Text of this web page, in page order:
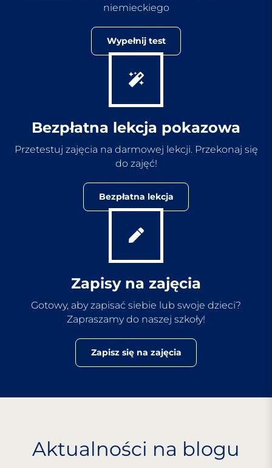
niemieckiego
Wypełnij test
Bezpłatna lekcja pokazowa
Przetestuj zajęcia na darmowej lekcji. Przekonaj się
do zajęć!
Bezpłatna lekcja
Zapisy na zajęcia
Gotowy, aby zapisać siebie lub swoje dzieci?
Zapraszamy do naszej szkoły!
Zapisz się na zajęcia
Aktualności na blogu